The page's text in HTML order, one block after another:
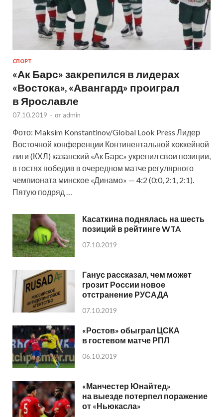
СПОРТ
«Ак Барс» закрепился в лидерах
«Востока», «Авангард» проиграл
в Ярославле
07.10.2019 - от admin
Фото: Maksim Konstantinov/Global Look Press Лидер
Восточной конференции Континентальной хоккейной
лиги (КХЛ) казанский «Ак Барс» укрепил свои позиции,
в гостях победив в очередном матче регулярного
чемпионата минское «Динамо» — 4:2 (0:0, 2:1, 2:1).
Пятую подряд …
Касаткина поднялась на шесть
позиций в рейтинге WTA
07.10.2019
Ганус рассказал, чем может
грозит России новое
отстранение РУСАДА
07.10.2019
«Ростов» обыграл ЦСКА
в гостевом матче РПЛ
06.10.2019
«Манчестер Юнайтед»
на выезде потерпел поражение
от «Ньюкасла»